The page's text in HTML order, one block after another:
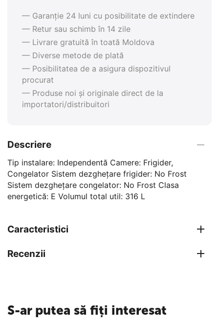
— Garanție 24 luni cu posibilitate de extindere
— Retur sau schimb în 14 zile
— Livrare gratuită în toată Moldova
— Diverse metode de plată
— Posibilitatea de a asigura dispozitivul
procurat
— Produse noi și originale direct de la
importatori/distribuitori
Descriere
Tip instalare: Independentă Camere: Frigider,
Congelator Sistem dezghețare frigider: No Frost
Sistem dezghețare congelator: No Frost Clasa
energetică: E Volumul total util: 316 L
Caracteristici
Recenzii
S-ar putea să fiți interesat